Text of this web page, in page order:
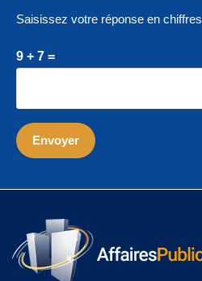
Saisissez votre réponse en chiffres
9 + 7 =